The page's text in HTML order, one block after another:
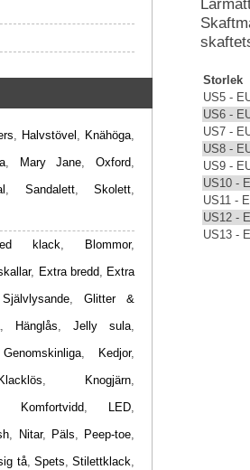
Storlek
US5 -
US6 -
US7 -
US8 -
US9 -
US10 -
US11 -
US12 -
US13 -
, Halvstövel , Knähöga,
, Mary Jane, Oxford,
, Sandalett,Skolett,
klack, Blommor,
, Extra bredd, Extra
Självlysande, Glitter &
, Hänglås, Jelly sula,
Genomskinliga, Kedjor,
Klacklös, Knogjärn,
Komfortvidd, LED,
, Nitar, Päls, Peep-toe,
tå, Spets, Stilettklack,